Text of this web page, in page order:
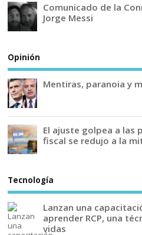
Comunicado de la
Jorge Messi
Opinión
Mentiras, paranoia y
El ajuste golpea a las
fiscal se redujo a la
Tecnología
Lanzan una
aprender RCP, una
vidas